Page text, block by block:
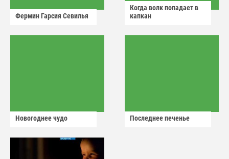
Фермин Гарсия Севилья
Когда волк попадает в
капкан
Новогоднее чудо Последнее печенье